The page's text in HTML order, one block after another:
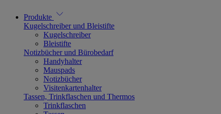
Produkte
Kugelschreiber und Bleistifte
Kugelschreiber
Bleistifte
Notizbücher und Bürobedarf
Handyhalter
Mauspads
Notizbücher
Visitenkartenhalter
Tassen, Trinkflaschen und Thermos
Trinkflaschen